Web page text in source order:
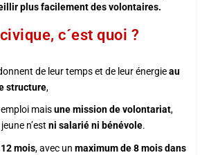
plus facilement des volontaires.
c´est quoi ?
de leur temps et de leur énergieau
structure,
emploi maisune mission de volontariat,
n’estni salarié ni bénévole.
mois, avec unmaximum de 8 mois dans